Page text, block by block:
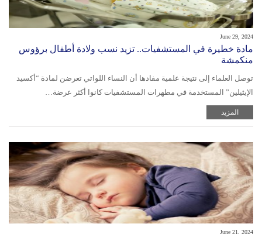
June 29, 2024
مادة خطيرة في المستشفيات.. تزيد نسب ولادة أطفال برؤوس
منكمشة
توصل العلماء إلى نتيجة علمية مفادها أن النساء اللواتي تعرضن لمادة “أكسيد
الإيثيلين” المستخدمة في مطهرات المستشفيات كانوا أكثر عرضة…
المزيد
June 21, 2024